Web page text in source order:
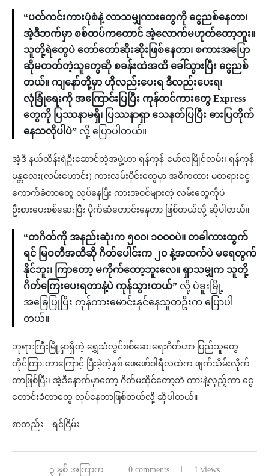
“ပတ်ကင်းကားပုံစံနဲ့ လာသမျှကားတွေကို ငွေညစ်နေတာ၊
အဲ့ဒီဘက်မှာ စစ်တပ်ကတောင် အဲ့လောက်မဟုတ်တော့ဘူး။
သူတို့ရဲတွေပဲ တော်တော်ဆိုးဆိုးဖြစ်နေတာ၊ စကားအပြော
ဆိုမတတ်တဲ့သူတွေဆို စခန်းထဲအထိ ခေါ်သွားပြီး ငွေညစ်
တယ်။ ကျနော်တို့မှာ ဟိုလည်းပေးရ ဒီလည်းပေးရ၊
လုံခြုံရေးကို အကြောင်းပြပြီး ကုန်တင်ကားတွေ Express
တွေကို ပြဿနာမရှိ၊ ပြဿနာရှာ သေနတ်ပြပြီး ဓားပြတိုက်
နေသလိုပါပဲ” လို့ ပြောပါတယ်။
အဲ့ဒီ နယ်ထိန်းရဲဦးဆောင်တဲ့အဖွဲ့ဟာ ရန်ကုန်-မော်လမြိုင်လမ်း၊ ရန်ကုန်-
မန္တလေး(လမ်းဟောင်း) ကားလမ်းပိုင်းတွေမှာ အဓိကထား မတရားငွေ
ကောက်ခံတာတွေ လုပ်နေပြီး ကားအဝင်များတဲ့ လမ်းတွေကိုပဲ
ဦးစားပေးစစ်ဆေးပြီး ပိုက်ဆံတောင်းနေတာ ဖြစ်တယ်လို့ ဆိုပါတယ်။
“တဂိတ်ကို အနည်းဆုံးက ၅၀၀၊ ၁၀၀၀ပဲ။ တ‌ခါကားထွက်
ရင် မြဝတီအထိဆို ဂိတ်ပေါင်းက ၂၀ နဲ့အထက်ပဲ မရေတွက်
နိုင်ဘူး၊ ကြာတော့ မကိုက်တော့ဘူးလေ။ ရှာသမျှက သူတို့
ဂိတ်ကြေးပေးရတာနဲ့ပဲ ကုန်သွားတယ်” လို့ ပဲခူးမြို့
အခြေပြုပြီး ကုန်ကားမောင်းနှင်နေသူတဦးက ပြောပါ
တယ်။
ဘုရားကြီးမြို့မှာရှိတဲ့ ရွှေသံလွင်စစ်ဆေးရေးဂိတ်ဟာ ပြည်သူတွေ
တိုင်ကြားတာကြောင့် ပြီးခဲ့တဲ့နှစ် ဖေဖော်ဝါရီလထဲက ဖျက်သိမ်းလိုက်
တာဖြစ်ပြီး၊ အဲ့ဒီနောက်မှာတော့ ဂိတ်မထိုင်တော့ဘဲ ကားနဲ့လှည့်ကာ ငွေ
တောင်းခံတာတွေ လုပ်နေတာဖြစ်တယ်လို့ ဆိုပါတယ်။
စာတည်း – ရင်ငြိမ်း
၃ နှစ် အကြာက 0 comments 1 views